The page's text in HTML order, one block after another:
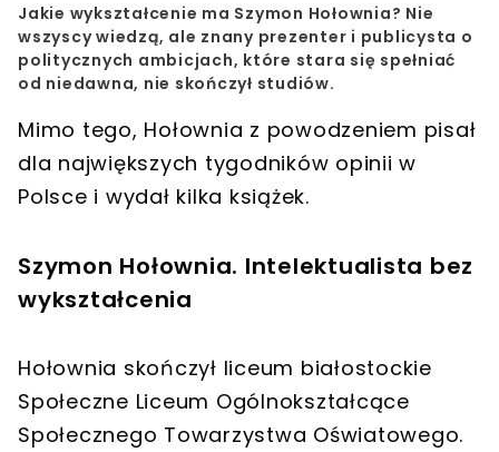
Jakie wykształcenie ma Szymon Hołownia? Nie
wszyscy wiedzą, ale znany prezenter i publicysta o
politycznych ambicjach, które stara się spełniać
od niedawna, nie skończył studiów.
Mimo tego, Hołownia z powodzeniem pisał
dla największych tygodników opinii w
Polsce i wydał kilka książek.
Szymon Hołownia. Intelektualista bez
wykształcenia
Hołownia skończył liceum białostockie
Społeczne Liceum Ogólnokształcące
Społecznego Towarzystwa Oświatowego.